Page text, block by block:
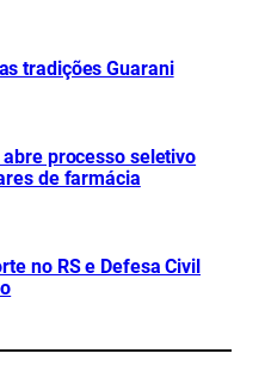
tradições Guarani
processo seletivo
de farmácia
no RS e Defesa Civil